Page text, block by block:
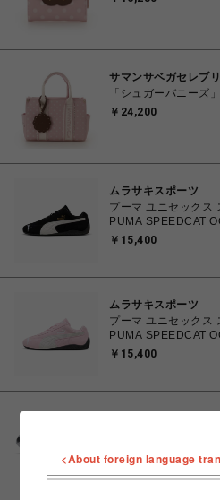
サマンサベガセレブ
「シュガーバニーズ
￥24,200
ムラサキスポーツ
プーマ ユニセックス
PUMA SPEEDCAT OG
Black-PUMA White
￥15,400
ムラサキスポーツ
プーマ ユニセックス
PUMA SPEEDCAT OG
Pink-PUMA White
￥15,400
1203A609.700
ー スポーツスタイル 【送料無料 北海道/沖縄/離島を除
￥14,300
<About foreign language